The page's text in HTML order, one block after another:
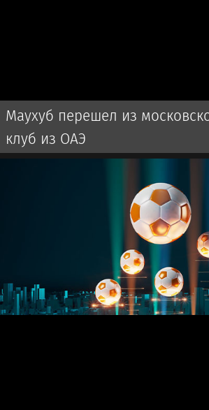
Маухуб перешел из
клуб из ОАЭ